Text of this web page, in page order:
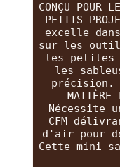
CONÇU POUR
PETITS
excelle
sur les
les petites
les
précision.
MATIÈRE
Nécessite
CFM
d'air pour
Cette mini